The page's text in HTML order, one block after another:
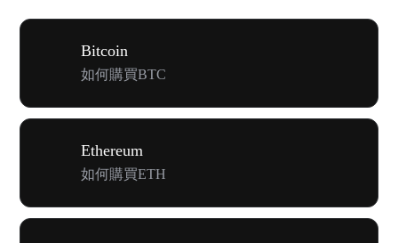
Bitcoin
如何購買BTC
Ethereum
如何購買ETH